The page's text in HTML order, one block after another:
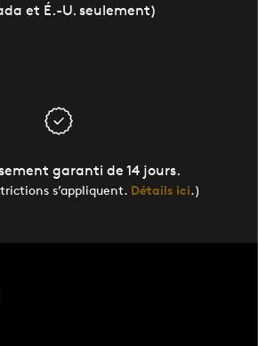
et É.-U. seulement)
garanti de 14 jours.
s’appliquent. Détails ici.)